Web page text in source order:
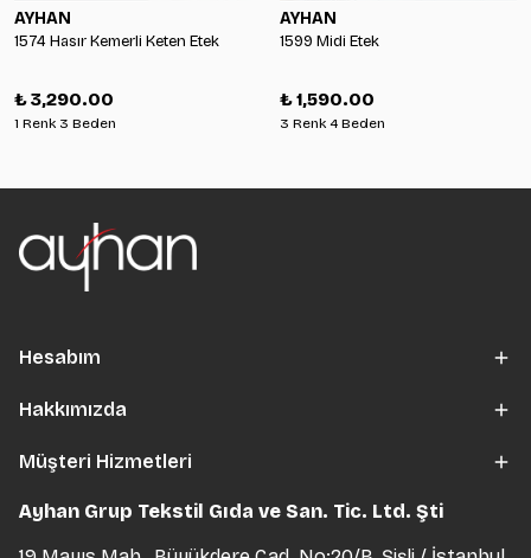
AYHAN
1574 Hasır Kemerli Keten Etek
₺ 3,290.00
1 Renk 3 Beden
AYHAN
1599 Midi Etek
₺ 1,590.00
3 Renk 4 Beden
Hesabım
Hakkımızda
Müşteri Hizmetleri
Ayhan Grup Tekstil Gıda ve San. Tic. Ltd. Şti